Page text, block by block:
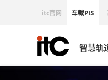
itc官网 车载PIS
智慧轨